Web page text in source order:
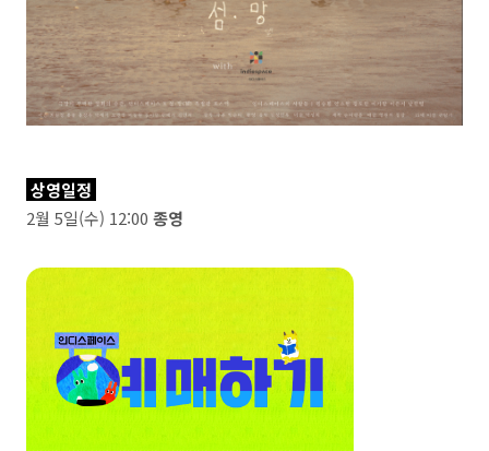
상영일정
2월 5일(수) 12:00 종영